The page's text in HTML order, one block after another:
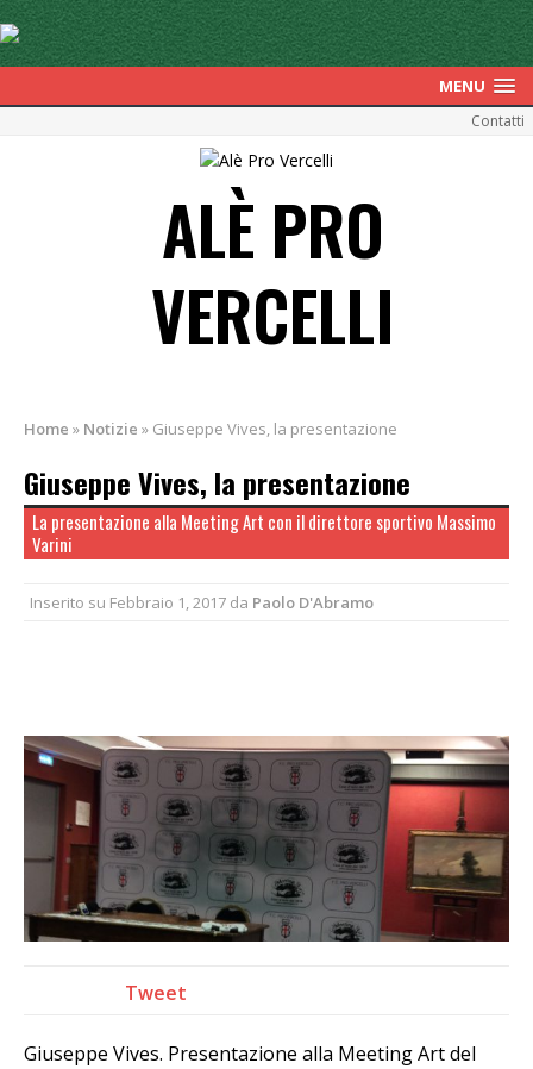
MENU
Contatti
ALÈ PRO
VERCELLI
Home » Notizie » Giuseppe Vives, la presentazione
Giuseppe Vives, la presentazione
La presentazione alla Meeting Art con il direttore sportivo Massimo
Varini
Inserito su Febbraio 1, 2017 da Paolo D'Abramo
Tweet
Giuseppe Vives. Presentazione alla Meeting Art del